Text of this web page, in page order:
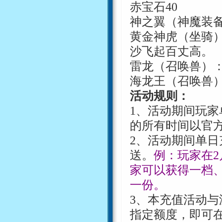
赤宝石40
神之翼（神魔装
黄金神虎（坐骑
沙飞起百丈高。
雷龙（召唤兽）
海龙王（召唤兽
活动规则：
1 、活动期间玩
的所有时间以官
2、活动期间单
送。 例：玩家在2
家可以获得一档
一份。
3、本充值活动
指定额度，即可